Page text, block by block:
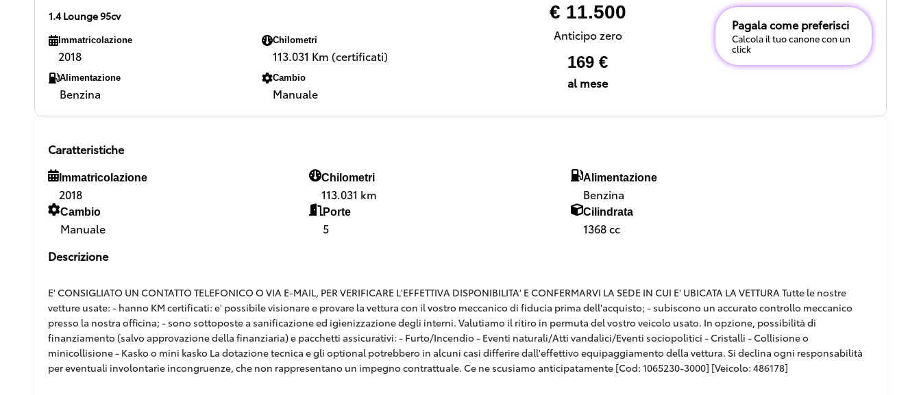
1.4 Lounge 95cv
Immatricolazione
2018
Chilometri
113.031 Km (certificati)
Alimentazione
Benzina
Cambio
Manuale
€ 11.500
Anticipo zero
169 €
al mese
Pagala come preferisci
Calcola il tuo canone con un
click
Caratteristiche
Immatricolazione
2018
Chilometri
113.031 km
Alimentazione
Benzina
Cambio
Manuale
Porte
5
Cilindrata
1368 cc
Descrizione
E' CONSIGLIATO UN CONTATTO TELEFONICO O VIA E-MAIL, PER VERIFICARE L'EFFETTIVA DISPONIBILITA' E CONFERMARVI LA SEDE IN CUI E' UBICATA LA VETTURA Tutte le nostre
vetture usate: - hanno KM certificati: e' possibile visionare e provare la vettura con il vostro meccanico di fiducia prima dell'acquisto; - subiscono un accurato controllo meccanico
presso la nostra officina; - sono sottoposte a sanificazione ed igienizzazione degli interni. Valutiamo il ritiro in permuta del vostro veicolo usato. In opzione, possibilità di
finanziamento (salvo approvazione della finanziaria) e pacchetti assicurativi: - Furto/Incendio - Eventi naturali/Atti vandalici/Eventi sociopolitici - Cristalli - Collisione o
minicollisione - Kasko o mini kasko La dotazione tecnica e gli optional potrebbero in alcuni casi differire dall'effettivo equipaggiamento della vettura. Si declina ogni responsabilità
per eventuali involontarie incongruenze, che non rappresentano un impegno contrattuale. Ce ne scusiamo anticipatamente [Cod: 1065230-3000] [Veicolo: 486178]